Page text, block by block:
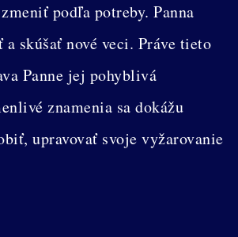
podľa potreby. Panna
a skúšať nové veci. Práve tieto
Panne jej pohyblivá
znamenia sa dokážu
upravovať svoje vyžarovanie